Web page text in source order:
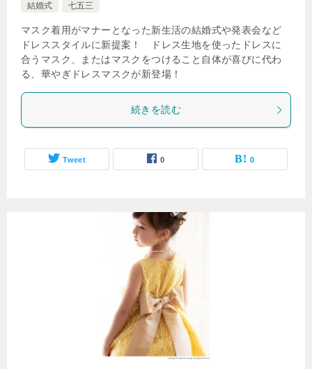
結婚式
七五三
マスク着用がマナーとなった新生活の結婚式や発表会など
ドレススタイルに新提案！ ドレス生地を使ったドレスに
合うマスク、またはマスクをつけること自体が喜びに代わ
る、華やぎドレスマスクが新登場！
続きを読む
Tweet 0 0